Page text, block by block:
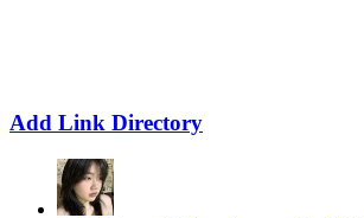
Add Link Directory